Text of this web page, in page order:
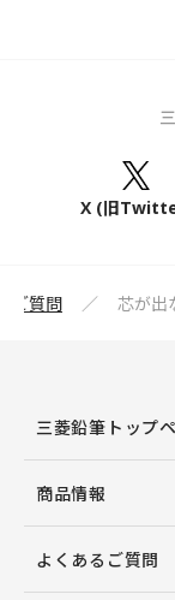
X (旧
ご質問 芯が出
三菱鉛筆トップ
商品情報
よくあるご質問